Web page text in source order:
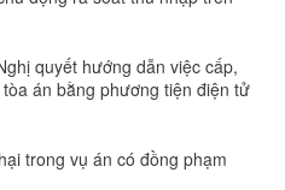
quyết hướng dẫn việc cấp,
án bằng phương tiện điện tử
trong vụ án có đồng phạm